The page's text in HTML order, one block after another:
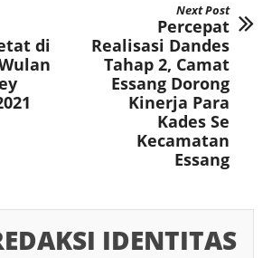
di
Next Post
Percepat
Realisasi Dandes
Tahap 2, Camat
Essang Dorong
Kinerja Para
Kades Se
Kecamatan
Essang
IDENTITAS